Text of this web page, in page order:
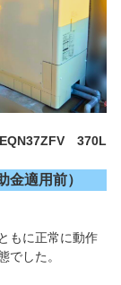
370L
適用前）
もに正常に動作
でした。